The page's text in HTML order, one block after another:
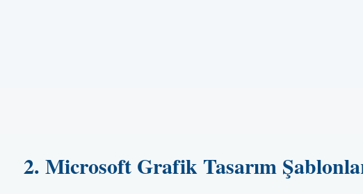
2. Microsoft Grafik Tasarım